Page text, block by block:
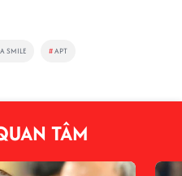
SMILE #APT
TÂM